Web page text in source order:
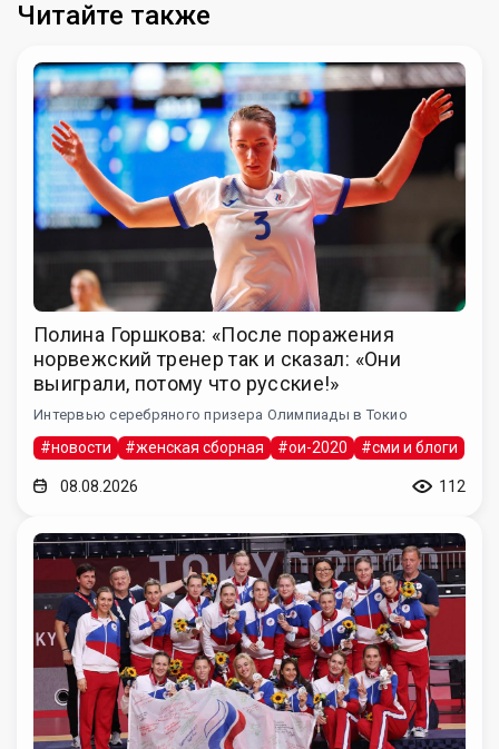
Читайте также
Полина Горшкова: «После поражения
норвежский тренер так и сказал: «Они
выиграли, потому что русские!»
Интервью серебряного призера Олимпиады в Токио
#новости #женская сборная #ои-2020 #сми и блоги
08.08.2026 112